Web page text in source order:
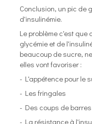
Conclusion, un pic de
d'insulinémie.
Le problème c'est
glycémie et de
beaucoup de sucre,
elles vont favoriser :
- L'appétence pour le
- Les fringales
- Des coups de
- La résistance à